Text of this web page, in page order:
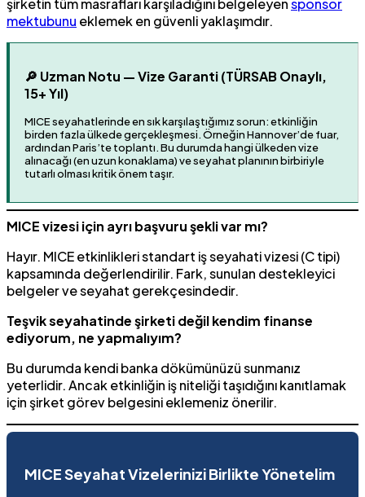
şirketin tüm masrafları karşıladığını belgeleyensponsor
mektubunu eklemek en güvenli yaklaşımdır.
🔎 Uzman Notu — Vize Garanti (TÜRSAB Onaylı,
15+ Yıl)
MICE seyahatlerinde en sık karşılaştığımız sorun: etkinliğin
birden fazla ülkede gerçekleşmesi. Örneğin Hannover’de fuar,
ardından Paris’te toplantı. Bu durumda hangi ülkeden vize
alınacağı (en uzun konaklama) ve seyahat planının birbiriyle
tutarlı olması kritik önem taşır.
MICE vizesi için ayrı başvuru şekli var mı?
Hayır. MICE etkinlikleri standart iş seyahati vizesi (C tipi)
kapsamında değerlendirilir. Fark, sunulan destekleyici
belgeler ve seyahat gerekçesindedir.
Teşvik seyahatinde şirketi değil kendim finanse
ediyorum, ne yapmalıyım?
Bu durumda kendi banka dökümünüzü sunmanız
yeterlidir. Ancak etkinliğin iş niteliği taşıdığını kanıtlamak
için şirket görev belgesini eklemeniz önerilir.
MICE Seyahat Vizelerinizi Birlikte Yönetelim